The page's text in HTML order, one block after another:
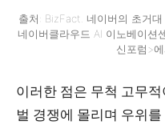
출처: BizFact. 네이버의 초거
네이버클라우드 AI 이노베이션
신포럼>
이러한 점은 무척 고무
벌 경쟁에 몰리며 우위